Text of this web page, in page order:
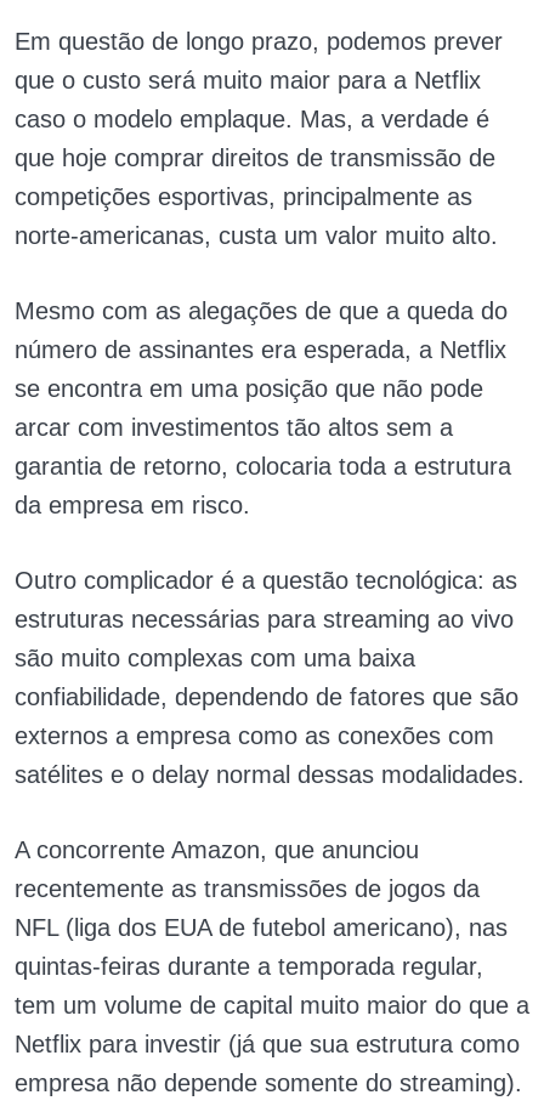
Em questão de longo prazo, podemos prever
que o custo será muito maior para a Netflix
caso o modelo emplaque. Mas, a verdade é
que hoje comprar direitos de transmissão de
competições esportivas, principalmente as
norte-americanas, custa um valor muito alto.
Mesmo com as alegações de que a queda do
número de assinantes era esperada, a Netflix
se encontra em uma posição que não pode
arcar com investimentos tão altos sem a
garantia de retorno, colocaria toda a estrutura
da empresa em risco.
Outro complicador é a questão tecnológica: as
estruturas necessárias para streaming ao vivo
são muito complexas com uma baixa
confiabilidade, dependendo de fatores que são
externos a empresa como as conexões com
satélites e o delay normal dessas modalidades.
A concorrente Amazon, que anunciou
recentemente as transmissões de jogos da
NFL (liga dos EUA de futebol americano), nas
quintas-feiras durante a temporada regular,
tem um volume de capital muito maior do que a
Netflix para investir (já que sua estrutura como
empresa não depende somente do streaming).